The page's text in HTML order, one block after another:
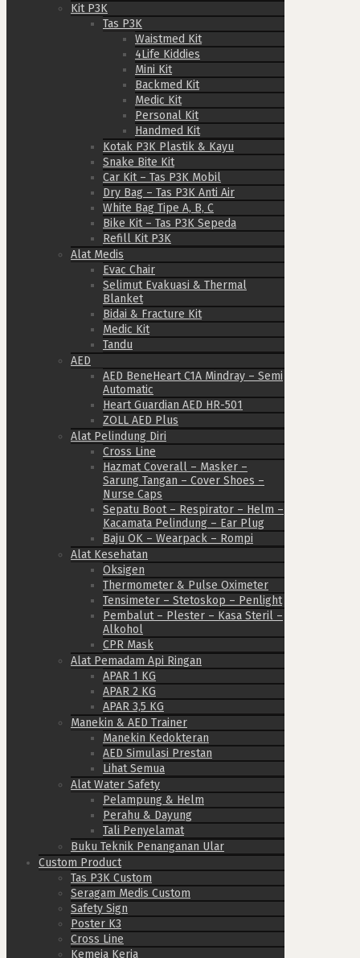
Kit P3K
Tas P3K
Waistmed Kit
4Life Kiddies
Mini Kit
Backmed Kit
Medic Kit
Personal Kit
Handmed Kit
Kotak P3K Plastik & Kayu
Snake Bite Kit
Car Kit – Tas P3K Mobil
Dry Bag – Tas P3K Anti Air
White Bag Tipe A, B, C
Bike Kit – Tas P3K Sepeda
Refill Kit P3K
Alat Medis
Evac Chair
Selimut Evakuasi & Thermal
Blanket
Bidai & Fracture Kit
Medic Kit
Tandu
AED
AED BeneHeart C1A Mindray – Semi
Automatic
Heart Guardian AED HR-501
ZOLL AED Plus
Alat Pelindung Diri
Cross Line
Hazmat Coverall – Masker –
Sarung Tangan – Cover Shoes –
Nurse Caps
Sepatu Boot – Respirator – Helm –
Kacamata Pelindung – Ear Plug
Baju OK – Wearpack – Rompi
Alat Kesehatan
Oksigen
Thermometer & Pulse Oximeter
Tensimeter – Stetoskop – Penlight
Pembalut – Plester – Kasa Steril –
Alkohol
CPR Mask
Alat Pemadam Api Ringan
APAR 1 KG
APAR 2 KG
APAR 3,5 KG
Manekin & AED Trainer
Manekin Kedokteran
AED Simulasi Prestan
Lihat Semua
Alat Water Safety
Pelampung & Helm
Perahu & Dayung
Tali Penyelamat
Buku Teknik Penanganan Ular
Custom Product
Tas P3K Custom
Seragam Medis Custom
Safety Sign
Poster K3
Cross Line
Kemeja Kerja